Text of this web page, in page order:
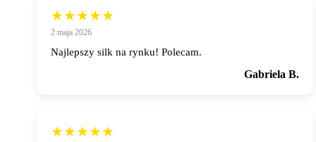
★★★★★
2 maja 2026
Najlepszy silk na rynku! Polecam.
Gabriela B.
★★★★★